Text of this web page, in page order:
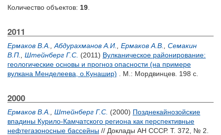
Количество объектов: 19
2011
Ермаков В.А. Абдурахманов А.И. Ермаков А.В.
Семакин
В.П.
Штейнберг Г.С. (2011) Вулканическое районирование:
геологические основы и прогноз опасности (на примере
вулкана Менделеева, о.Кунашир) . М.: Мордвинцев. 198 с.
2000
Ермаков В.А. Штейнберг Г.С. (2000) Позднекайнозойские
впадины Курило-Камчатского региона как перспективные
нефтегазоносные бассейны // Доклады АН СССР. Т. 372, № 2.